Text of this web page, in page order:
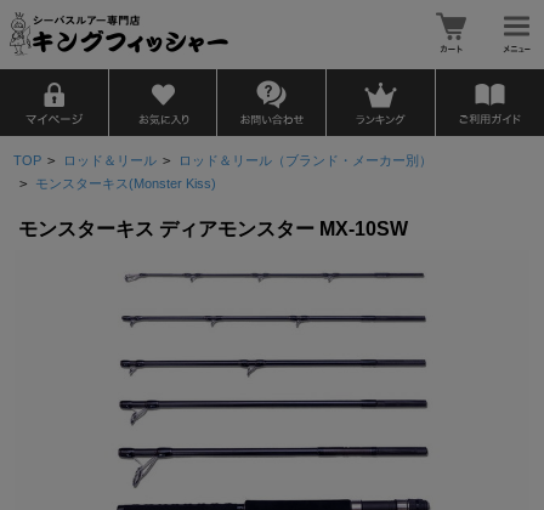
TOP > ロッド＆リール > ロッド＆リール（ブランド・メーカー別）
> モンスターキス(Monster Kiss)
モンスターキス ディアモンスター MX-10SW